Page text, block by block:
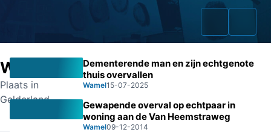
Wamel
Plaats in
Gelderland
Dementerende man en zijn echtgenote
thuis overvallen
Wamel15-07-2025
Gewapende overval op echtpaar in
woning aan de Van Heemstraweg
Wamel09-12-2014